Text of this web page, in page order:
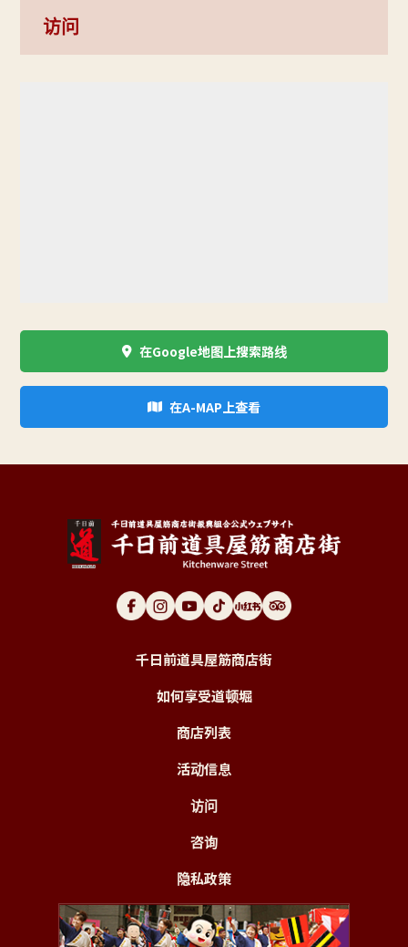
访问
在Google地图上搜索路线
在A-MAP上查看
千日前道具屋筋商店街
如何享受道顿堀
商店列表
活动信息
访问
咨询
隐私政策